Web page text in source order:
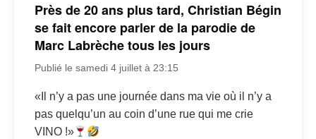
Près de 20 ans plus tard, Christian Bégin
se fait encore parler de la parodie de
Marc Labrèche tous les jours
Publié le samedi 4 juillet à 23:15
«Il n’y a pas une journée dans ma vie où il n’y a
pas quelqu’un au coin d’une rue qui me crie
VINO !»